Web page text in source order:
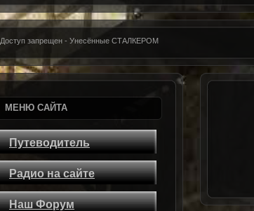
Народная Солянка 2010.
Доступ запрещен - Унесённые СТАЛКЕРОМ
МЕНЮ САЙТА
Путеводитель
Радио на сайте
Наш Форум